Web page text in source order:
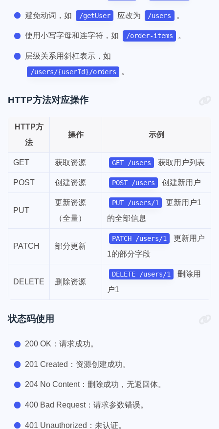
避免动词，如 /getUser 应改为 /users 。
使用小写字母和连字符，如 /order-items 。
层级关系用斜杠表示，如
/users/{userId}/orders 。
HTTP方法对应操作
HTTP方
法
操作 示例
GET 获取资源 GET /users 获取用户列表
POST 创建资源 POST /users 创建新用户
PUT
更新资源
（全量）
PUT /users/1
更新用户1
的全部信息
PATCH 部分更新
PATCH /users/1
更新用户
1的部分字段
DELETE 删除资源
DELETE /users/1
删除用
户1
状态码使用
200 OK：请求成功。
201 Created：资源创建成功。
204 No Content：删除成功，无返回体。
400 Bad Request：请求参数错误。
401 Unauthorized：未认证。